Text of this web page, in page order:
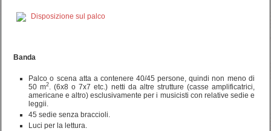
Disposizione sul palco
Banda
Palco o scena atta a contenere 40/45 persone, quindi non meno di
50 m2
. (6x8 o 7x7 etc.) netti da altre strutture (casse amplificatrici,
americane e altro) esclusivamente per i musicisti con relative sedie e
leggii.
45 sedie senza braccioli.
Luci per la lettura.